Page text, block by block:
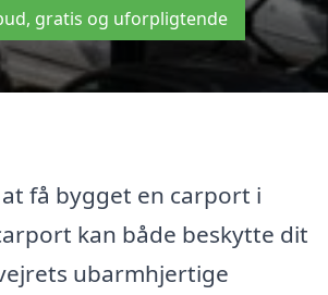
gratis og uforpligtende
få bygget en carport i
kan både beskytte dit
ubarmhjertige